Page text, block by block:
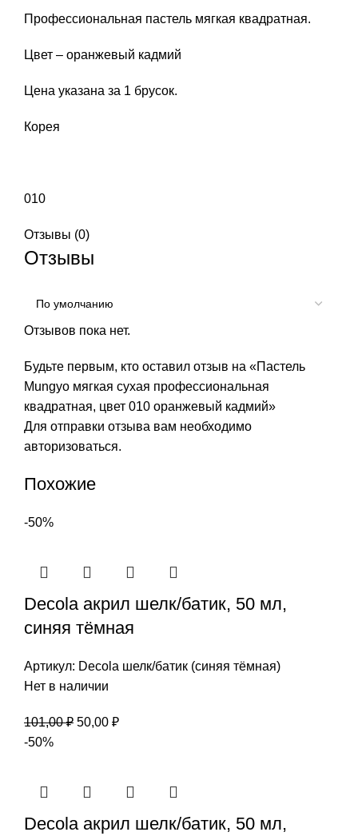
Профессиональная пастель мягкая квадратная.
Цвет – оранжевый кадмий
Цена указана за 1 брусок.
Корея
010
Отзывы (0)
Отзывы
Отзывов пока нет.
Будьте первым, кто оставил отзыв на «Пастель
Mungyo мягкая сухая профессиональная
квадратная, цвет 010 оранжевый кадмий»
Для отправки отзыва вам необходимо
авторизоваться.
Похожие
-50%
Decola акрил шелк/батик, 50 мл,
синяя тёмная
Артикул: Decola шелк/батик (синяя тёмная)
Нет в наличии
101,00₽ Первоначальная
50,00 ₽Текущая
-50%
Decola акрил шелк/батик, 50 мл,